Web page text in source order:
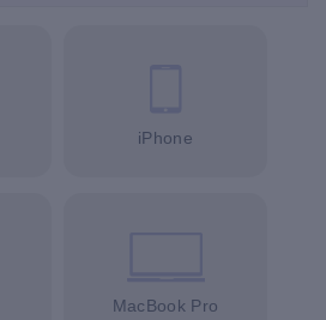
iPhone
MacBook Pro